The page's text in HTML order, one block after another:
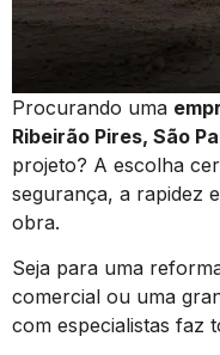
Procurando uma
Ribeirão Pires, São
projeto? A escolha
segurança, a rapidez
obra.
Seja para uma
comercial ou uma
com especialistas faz